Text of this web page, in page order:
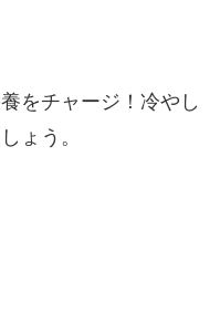
をチャージ！冷やし
ょう。